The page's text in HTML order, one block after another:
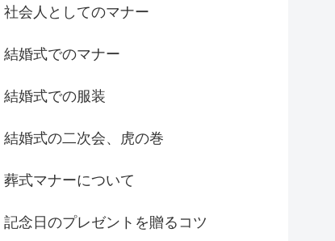
社会人としてのマナー
結婚式でのマナー
結婚式での服装
結婚式の二次会、虎の巻
葬式マナーについて
記念日のプレゼントを贈るコツ